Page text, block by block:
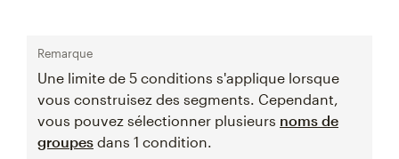
Remarque
Une limite de 5 conditions s'applique lorsque
vous construisez des segments. Cependant,
vous pouvez sélectionner plusieurs noms de
groupes dans 1 condition.